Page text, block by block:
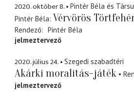
2020. október 8.
Pintér Béla és
Pintér Béla Vérvörös
Rendező
Pintér Béla
jelmeztervező
2020. július 24. Szegedi szabadtéri
Akárki moralitás-játék
jelmeztervező